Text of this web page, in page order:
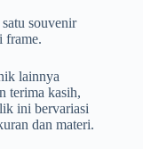
souvenir
frame.
lainnya
terima kasih,
ini bervariasi
dan materi.